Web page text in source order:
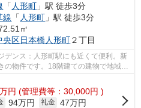
「 人形町 」駅 徒歩3分
線 「 人形町 」駅 徒歩3分
㎡
央区日本橋人形町２丁目
ンス：人形町駅にも近くて便利。新
の物件です。18階建ての建物で地域に
万円 (管理費等：30,000円 )
94万円 礼金 47万円